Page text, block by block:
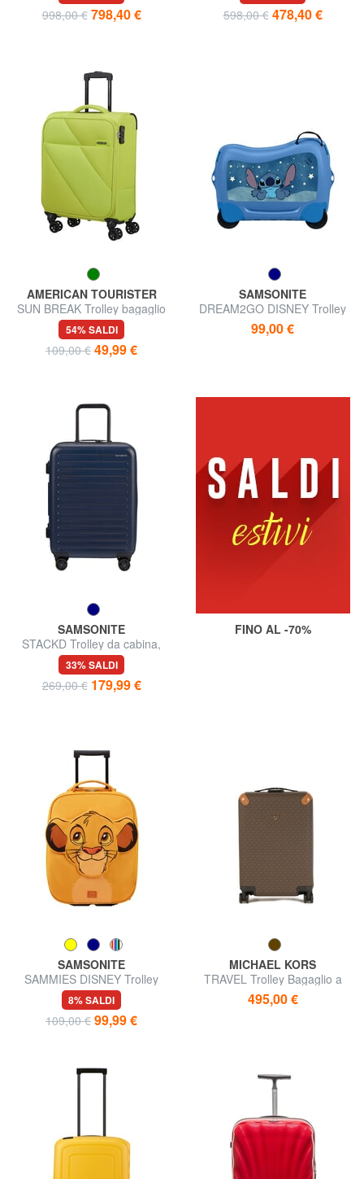
998,00 € 798,40 € 598,00 € 478,40 €
AMERICAN TOURISTER
SUN BREAK Trolley bagaglio
a mano
54% SALDI
109,00 € 49,99 €
SAMSONITE
DREAM2GO DISNEY Trolley
kids cavalcabile
99,00 €
SAMSONITE
STACKD Trolley da cabina,
espandibile
33% SALDI
269,00 € 179,99 €
FINO AL -70%
SAMSONITE
SAMMIES DISNEY Trolley
Bagaglio a Mano
8% SALDI
109,00 € 99,99 €
MICHAEL KORS
TRAVEL Trolley Bagaglio a
Mano
495,00 €